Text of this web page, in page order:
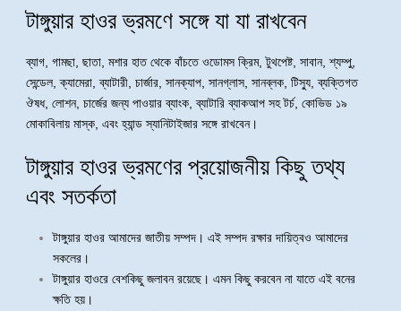
টাঙ্গুয়ার হাওর ভ্রমণে সঙ্গে যা যা রাখবেন
ব্যাগ, গামছা, ছাতা, মশার হাত থেকে বাঁচতে ওডোমস ক্রিম, টুথপেষ্ট, সাবান, শ্যম্পু,
সেন্ডেল, ক্যামেরা, ব্যাটারী, চার্জার, সানক্যাপ, সানগ্লাস, সানব্লক, টিস্যু, ব্যক্তিগত
ঔষধ, লোশন, চার্জের জন্য পাওয়ার ব্যাংক, ব্যাটারি ব্যাকআপ সহ টর্চ, কোভিড ১৯
মোকাবিলায় মাস্ক, এবং হ্যান্ড স্যানিটাইজার সঙ্গে রাখবেন।
টাঙ্গুয়ার হাওর ভ্রমণের প্রয়োজনীয় কিছু তথ্য
এবং সতর্কতা
টাঙ্গুয়ার হাওর আমাদের জাতীয় সম্পদ। এই সম্পদ রক্ষার দায়িত্বও আমাদের
সকলের।
টাঙ্গুয়ার হাওরে বেশকিছু জলাবন রয়েছে। এমন কিছু করবেন না যাতে এই বনের
ক্ষতি হয়।